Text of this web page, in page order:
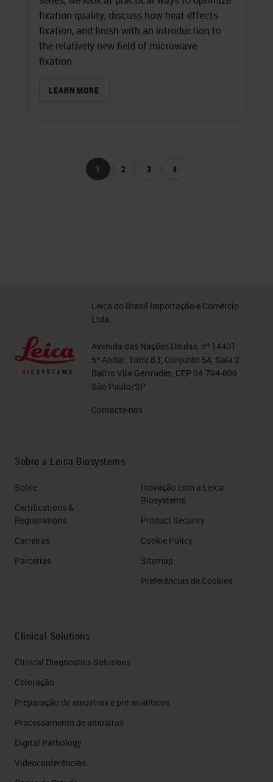
fixation quality, discuss how heat effects
fixation, and finish with an introduction to
the relatively new field of microwave
fixation.
LEARN MORE
1 2 3 4
Leica do Brasil Importação e Comércio
Ltda.
Avenida das Nações Unidas, nº 14401
5º Andar, Torre B3, Conjunto 54, Sala 2
Bairro Vila Gertrudes, CEP 04.794-000
São Paulo/SP
Contacte-nos
Sobre a Leica Biosystems
Sobre
Certifications &
Registrations
Carreiras
Parcerias
Inovação com a Leica
Biosystems
Product Security
Cookie Policy
Sitemap
Preferências de Cookies
Clinical Solutions
Clinical Diagnostics Solutions
Coloração
Preparação de amostras e pré-analíticos
Processamento de amostras
Digital Pathology
Videoconferências